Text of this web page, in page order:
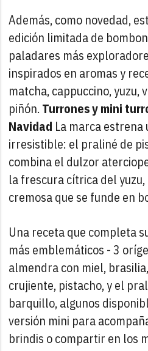
Además, como novedad,
edición limitada de
paladares más
inspirados en aromas y
matcha, cappuccino, yuzu,
piñón. Turrones y mini
Navidad La marca estrena
irresistible: el praliné de
combina el dulzor
la frescura cítrica del
cremosa que se funde en
Una receta que completa
más emblemáticos - 3
almendra con miel,
crujiente, pistacho, y el
barquillo, algunos
versión mini para
brindis o compartir en los